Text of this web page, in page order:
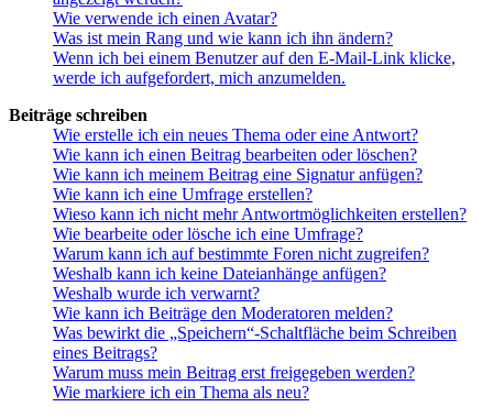
Wie verwende ich einen Avatar?
Was ist mein Rang und wie kann ich ihn ändern?
Wenn ich bei einem Benutzer auf den E-Mail-Link klicke,
werde ich aufgefordert, mich anzumelden.
Beiträge schreiben
Wie erstelle ich ein neues Thema oder eine Antwort?
Wie kann ich einen Beitrag bearbeiten oder löschen?
Wie kann ich meinem Beitrag eine Signatur anfügen?
Wie kann ich eine Umfrage erstellen?
Wieso kann ich nicht mehr Antwortmöglichkeiten erstellen?
Wie bearbeite oder lösche ich eine Umfrage?
Warum kann ich auf bestimmte Foren nicht zugreifen?
Weshalb kann ich keine Dateianhänge anfügen?
Weshalb wurde ich verwarnt?
Wie kann ich Beiträge den Moderatoren melden?
Was bewirkt die „Speichern“-Schaltfläche beim Schreiben
eines Beitrags?
Warum muss mein Beitrag erst freigegeben werden?
Wie markiere ich ein Thema als neu?